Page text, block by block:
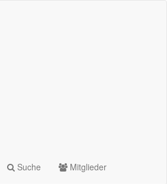
Suche Mitglieder